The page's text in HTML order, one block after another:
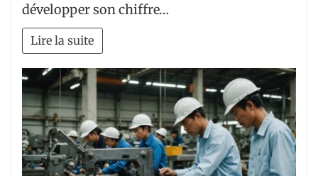
développer son chiffre…
Lire la suite